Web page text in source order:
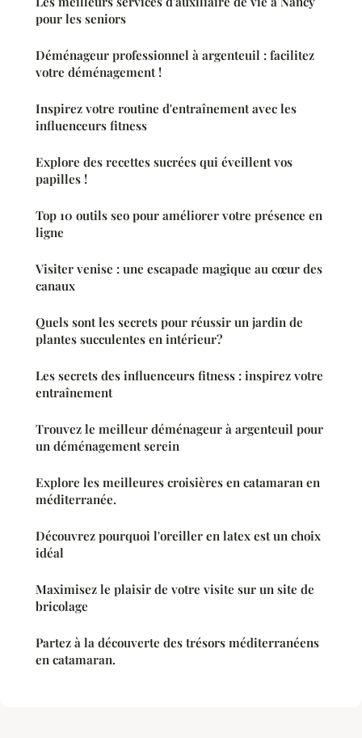
pour les seniors
Déménageur professionnel à argenteuil : facilitez
votre déménagement !
Inspirez votre routine d'entraînement avec les
influenceurs fitness
Explore des recettes sucrées qui éveillent vos
papilles !
Top 10 outils seo pour améliorer votre présence en
ligne
Visiter venise : une escapade magique au cœur des
canaux
Quels sont les secrets pour réussir un jardin de
plantes succulentes en intérieur?
Les secrets des influenceurs fitness : inspirez votre
entraînement
Trouvez le meilleur déménageur à argenteuil pour
un déménagement serein
Explore les meilleures croisières en catamaran en
méditerranée.
Découvrez pourquoi l'oreiller en latex est un choix
idéal
Maximisez le plaisir de votre visite sur un site de
bricolage
Partez à la découverte des trésors méditerranéens
en catamaran.